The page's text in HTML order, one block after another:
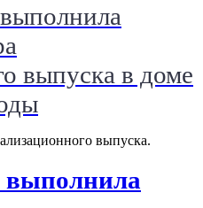
выпуска в доме